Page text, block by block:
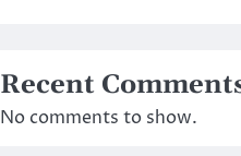
Recent
No comments to show.